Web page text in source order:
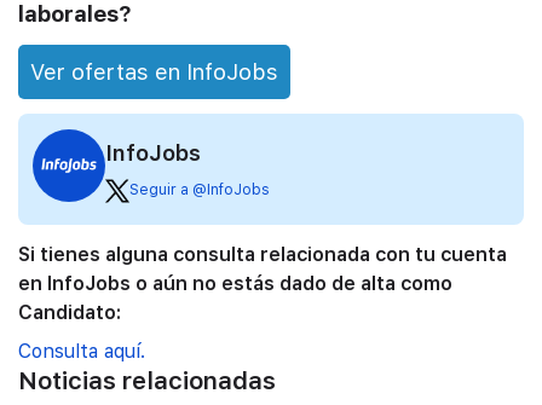
laborales?
Ver ofertas en InfoJobs
InfoJobs
Seguir a @InfoJobs
Si tienes alguna consulta relacionada con tu cuenta
en InfoJobs o aún no estás dado de alta como
Candidato:
Consulta aquí.
Noticias relacionadas